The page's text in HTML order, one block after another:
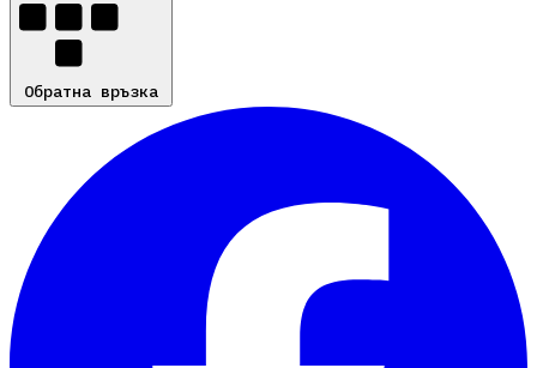
Обратна връзка
Обратна връзка